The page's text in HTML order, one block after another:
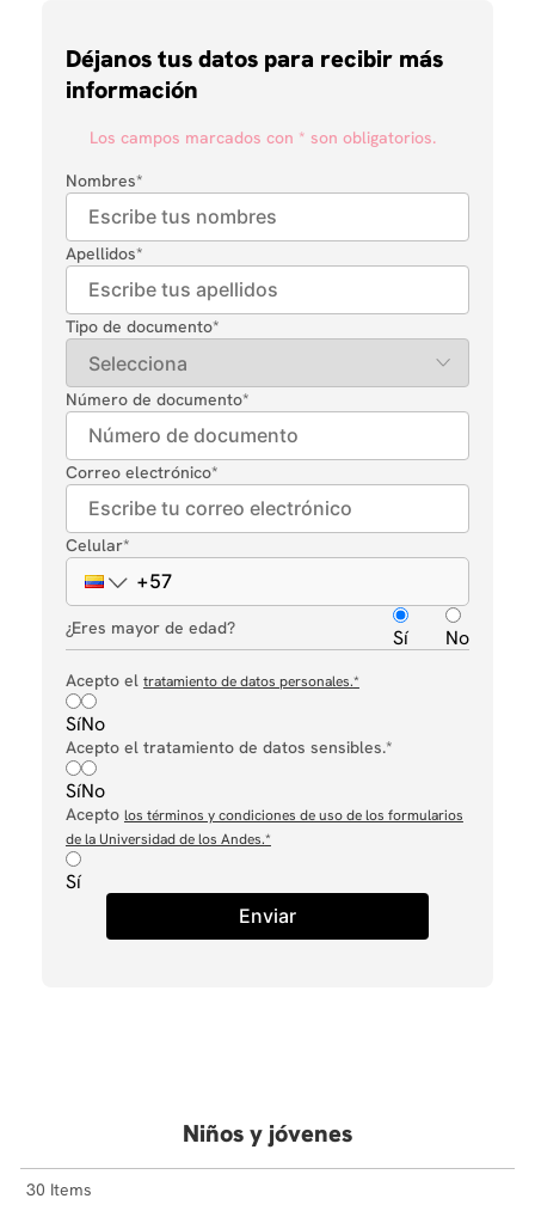
Déjanos tus datos para recibir más
información
Los campos marcados con * son obligatorios.
Nombres*
Apellidos*
Tipo de documento*
Número de documento*
Correo electrónico*
Celular*
¿Eres mayor de edad? Sí No
Acepto el tratamiento de datos personales.*
SíNo
Acepto el tratamiento de datos sensibles.*
SíNo
Acepto los términos y condiciones de uso de los formularios
de la Universidad de los Andes.*
Sí
Enviar
Niños y jóvenes
30